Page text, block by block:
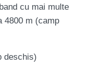
cu mai multe
4800 m (camp
deschis)